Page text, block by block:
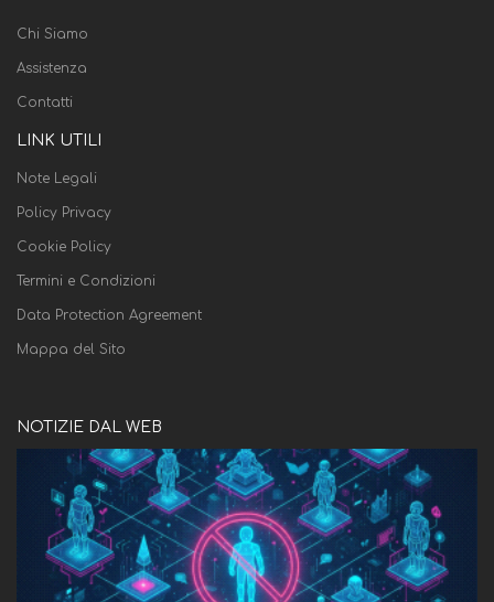
Chi Siamo
Assistenza
Contatti
LINK UTILI
Note Legali
Policy Privacy
Cookie Policy
Termini e Condizioni
Data Protection Agreement
Mappa del Sito
NOTIZIE DAL WEB